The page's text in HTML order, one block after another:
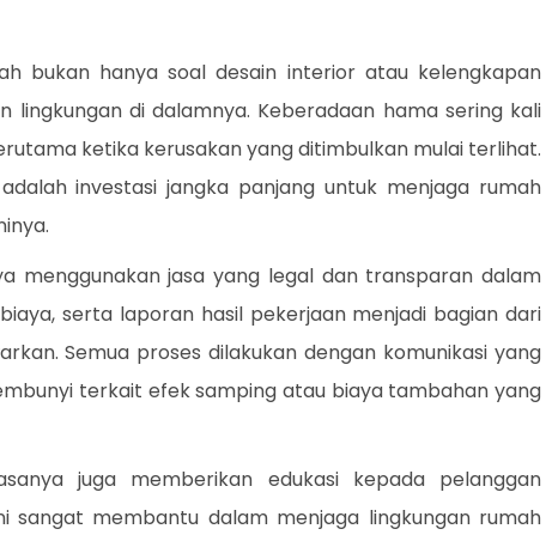
bukan hanya soal desain interior atau kelengkapan
lingkungan di dalamnya. Keberadaan hama sering kali
ketika kerusakan yang ditimbulkan mulai terlihat.
investasi jangka panjang untuk menjaga rumah
menggunakan jasa yang legal dan transparan dalam
serta laporan hasil pekerjaan menjadi bagian dari
Semua proses dilakukan dengan komunikasi yang
terkait efek samping atau biaya tambahan yang
juga memberikan edukasi kepada pelanggan
sangat membantu dalam menjaga lingkungan rumah